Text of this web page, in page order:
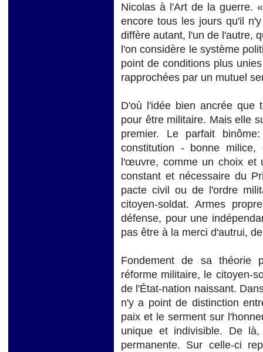
Nicolas à l'Art de la guerre.
encore tous les jours qu'il
diffère autant, l'un de l'autre,
l'on considère le système
point de conditions plus
rapprochées par un mutuel
D'où l'idée bien ancrée que
pour être militaire. Mais elle
premier. Le parfait
constitution - bonne
l'œuvre, comme un choix et
constant et nécessaire du
pacte civil ou de l'ordre
citoyen-soldat. Armes
défense, pour une
pas être à la merci d'autrui,
Fondement de sa théorie
réforme militaire, le citoyen-
de l'État-nation naissant.
n'y a point de distinction
paix et le serment sur
unique et indivisible. De
permanente. Sur celle-ci